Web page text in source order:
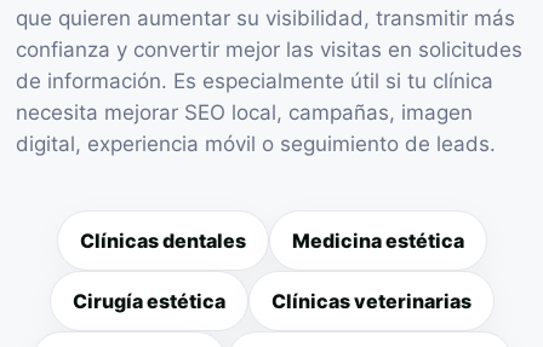
que quieren aumentar su visibilidad, transmitir más
confianza y convertir mejor las visitas en solicitudes
de información. Es especialmente útil si tu clínica
necesita mejorar SEO local, campañas, imagen
digital, experiencia móvil o seguimiento de leads.
Clínicas dentales Medicina estética
Cirugía estética Clínicas veterinarias